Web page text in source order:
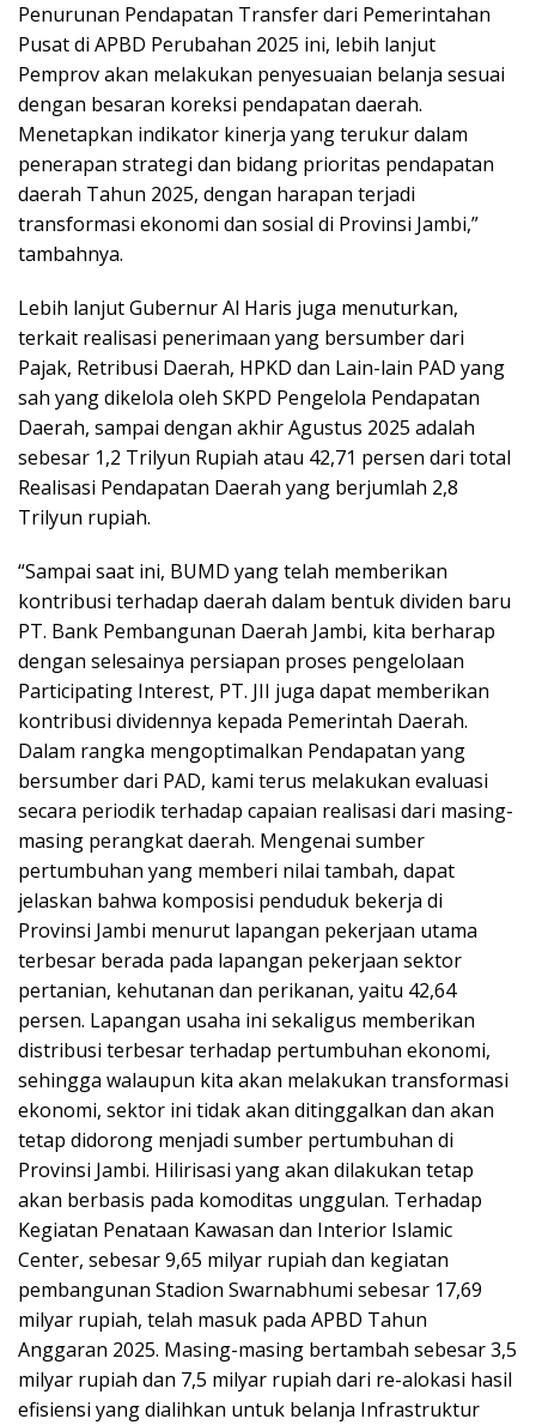
Penurunan Pendapatan Transfer dari Pemerintahan
Pusat di APBD Perubahan 2025 ini, lebih lanjut
Pemprov akan melakukan penyesuaian belanja sesuai
dengan besaran koreksi pendapatan daerah.
Menetapkan indikator kinerja yang terukur dalam
penerapan strategi dan bidang prioritas pendapatan
daerah Tahun 2025, dengan harapan terjadi
transformasi ekonomi dan sosial di Provinsi Jambi,”
tambahnya.
Lebih lanjut Gubernur Al Haris juga menuturkan,
terkait realisasi penerimaan yang bersumber dari
Pajak, Retribusi Daerah, HPKD dan Lain-lain PAD yang
sah yang dikelola oleh SKPD Pengelola Pendapatan
Daerah, sampai dengan akhir Agustus 2025 adalah
sebesar 1,2 Trilyun Rupiah atau 42,71 persen dari total
Realisasi Pendapatan Daerah yang berjumlah 2,8
Trilyun rupiah.
“Sampai saat ini, BUMD yang telah memberikan
kontribusi terhadap daerah dalam bentuk dividen baru
PT. Bank Pembangunan Daerah Jambi, kita berharap
dengan selesainya persiapan proses pengelolaan
Participating Interest, PT. JII juga dapat memberikan
kontribusi dividennya kepada Pemerintah Daerah.
Dalam rangka mengoptimalkan Pendapatan yang
bersumber dari PAD, kami terus melakukan evaluasi
secara periodik terhadap capaian realisasi dari masing-
masing perangkat daerah. Mengenai sumber
pertumbuhan yang memberi nilai tambah, dapat
jelaskan bahwa komposisi penduduk bekerja di
Provinsi Jambi menurut lapangan pekerjaan utama
terbesar berada pada lapangan pekerjaan sektor
pertanian, kehutanan dan perikanan, yaitu 42,64
persen. Lapangan usaha ini sekaligus memberikan
distribusi terbesar terhadap pertumbuhan ekonomi,
sehingga walaupun kita akan melakukan transformasi
ekonomi, sektor ini tidak akan ditinggalkan dan akan
tetap didorong menjadi sumber pertumbuhan di
Provinsi Jambi. Hilirisasi yang akan dilakukan tetap
akan berbasis pada komoditas unggulan. Terhadap
Kegiatan Penataan Kawasan dan Interior Islamic
Center, sebesar 9,65 milyar rupiah dan kegiatan
pembangunan Stadion Swarnabhumi sebesar 17,69
milyar rupiah, telah masuk pada APBD Tahun
Anggaran 2025. Masing-masing bertambah sebesar 3,5
milyar rupiah dan 7,5 milyar rupiah dari re-alokasi hasil
efisiensi yang dialihkan untuk belanja Infrastruktur